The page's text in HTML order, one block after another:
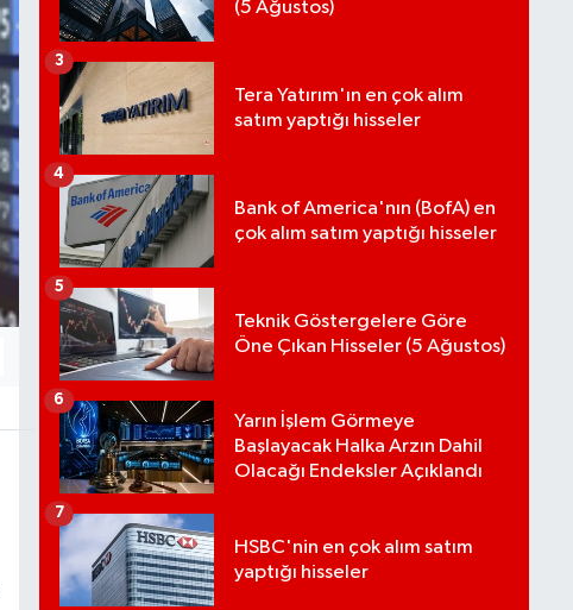
(5 Ağustos)
Tera Yatırım'ın en çok alım
satım yaptığı hisseler
3
Bank of America'nın (BofA) en
çok alım satım yaptığı hisseler
4
Teknik Göstergelere Göre
Öne Çıkan Hisseler (5 Ağustos)
5
Yarın İşlem Görmeye
Başlayacak Halka Arzın Dahil
Olacağı Endeksler Açıklandı
6
HSBC'nin en çok alım satım
yaptığı hisseler
7